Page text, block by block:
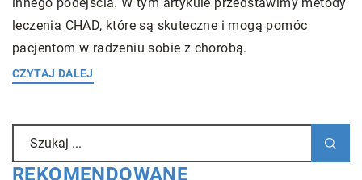
leczenia CHAD, które są skuteczne i mogą pomóc
pacjentom w radzeniu sobie z chorobą.
CZYTAJ DALEJ
REKOMENDOWANE